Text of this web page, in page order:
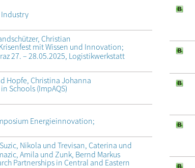
Industry
Christian
mit Wissen und Innovation;
27. – 28.05.2025, Logistikwerkstatt
Hopfe, Christina Johanna
Schools (ImpAQS)
Energieinnovation;
Nikola und Trevisan, Caterina und
Amila und Zunk, Bernd Markus
Partnerships in Central and Eastern